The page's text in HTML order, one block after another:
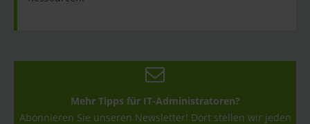
Mehr Tipps für IT-Administratoren?
Abonnieren Sie unseren Newsletter! Dort stellen wir jeden